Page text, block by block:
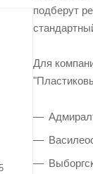
подберут
Для